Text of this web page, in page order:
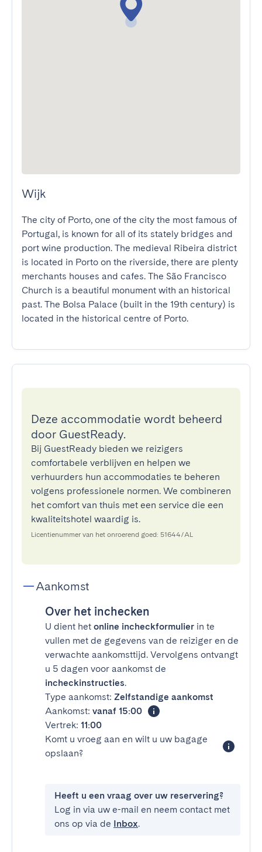
Wijk
The city of Porto, one of the city the most famous of
Portugal, is known for all of its stately bridges and
port wine production. The medieval Ribeira district
is located in Porto on the riverside, there are plenty
merchants houses and cafes. The São Francisco
Church is a beautiful monument with an historical
past. The Bolsa Palace (built in the 19th century) is
located in the historical centre of Porto.
Deze accommodatie wordt beheerd
door GuestReady.
Bij GuestReady bieden we reizigers
comfortabele verblijven en helpen we
verhuurders hun accommodaties te beheren
volgens professionele normen. We combineren
het comfort van thuis met een service die een
kwaliteitshotel waardig is.
Licentienummer van het onroerend goed: 51644/AL
Aankomst
Over het inchecken
U dient het online incheckformulier in te
vullen met de gegevens van de reiziger en de
verwachte aankomsttijd. Vervolgens ontvangt
u 5 dagen voor aankomst de
incheckinstructies.
Type aankomst: Zelfstandige aankomst
Aankomst: vanaf 15:00
Vertrek: 11:00
Komt u vroeg aan en wilt u uw bagage
opslaan?
Heeft u een vraag over uw reservering?
Log in via uw e-mail en neem contact met
ons op via de Inbox.